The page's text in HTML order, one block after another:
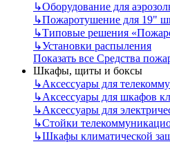
↳Оборудование для
↳Пожаротушение для 19"
↳Типовые решения
↳Установки распыления
Показать все Средства
Шкафы, щиты и боксы
↳Аксессуары для
↳Аксессуары для шкафов
↳Аксессуары для
↳Стойки
↳Шкафы климатической